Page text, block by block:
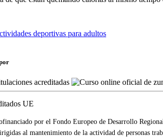
deportivas para adultos
por el Fondo Europeo de Desarrollo
al mantenimiento de la actividad de personas